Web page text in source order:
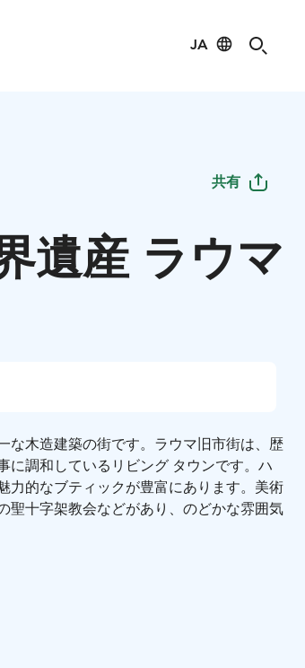
JA
共有
遺産 ラウマ
な木造建築の街です。ラウマ旧市街は、歴
に調和しているリビング タウンです。ハ
力的なブティックが豊富にあります。美術
聖十字架教会などがあり、のどかな雰囲気